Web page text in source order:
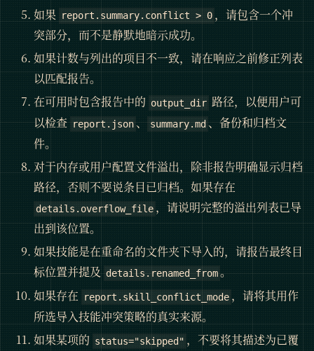
如果
report.summary.conflict > 0 ，请包含一个冲
突部分，而不是静默地暗示成功。
如果计数与列出的项目不一致，请在响应之前修正列表
以匹配报告。
在可用时包含报告中的 output_dir 路径，以便用户可
以检查report.json 、 summary.md 、备份和归档文
件。
对于内存或用户配置文件溢出，除非报告明确显示归档
路径，否则不要说条目已归档。如果存在
details.overflow_file ，请说明完整的溢出列表已导
出到该位置。
如果技能是在重命名的文件夹下导入的，请报告最终目
标位置并提及details.renamed_from 。
如果存在
report.skill_conflict_mode ，请将其用作
所选导入技能冲突策略的真实来源。
如果某项的 status="skipped" ，不要将其描述为已覆